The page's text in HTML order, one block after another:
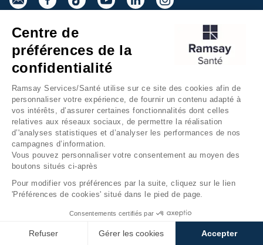
Inscrivez-vous à la newsletter
Groupe Ramsay Santé
Mentions légales
Gestion des cookies
Accessibilité Numérique
Presse
Centre de
préférences de la
confidentialité
Ramsay Services/Santé utilise sur ce site des cookies afin de
personnaliser votre expérience, de fournir un contenu adapté à
vos intérêts, d’assurer certaines fonctionnalités dont celles
relatives aux réseaux sociaux, de permettre la réalisation
d’'analyses statistiques et d’analyser les performances de nos
campagnes d’information.
Vous pouvez personnaliser votre consentement au moyen des
boutons situés ci-après
Pour modifier vos préférences par la suite, cliquez sur le lien
'Préférences de cookies' situé dans le pied de page.
Consentements certifiés par
Refuser Gérer les cookies Accepter